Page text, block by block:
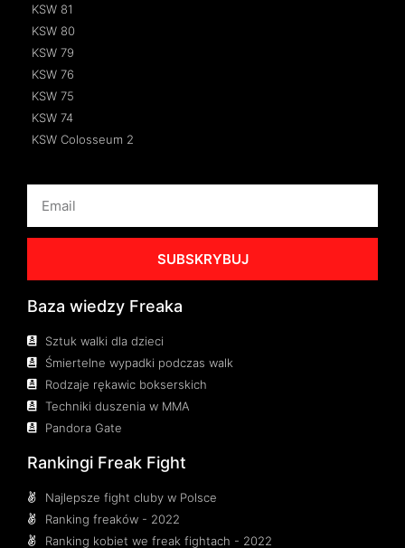
KSW 81
KSW 80
KSW 79
KSW 76
KSW 75
KSW 74
KSW Colosseum 2
SUBSKRYBUJ
Baza wiedzy Freaka
Sztuk walki dla dzieci
Śmiertelne wypadki podczas walk
Rodzaje rękawic bokserskich
Techniki duszenia w MMA
Pandora Gate
Rankingi Freak Fight
Najlepsze fight cluby w Polsce
Ranking freaków - 2022
Ranking kobiet we freak fightach - 2022